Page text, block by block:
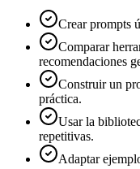
Crear prompts
Comparar
recomendaciones
Construir un
práctica.
Usar la
repetitivas.
Adaptar